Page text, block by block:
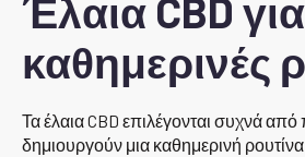
Έλαια CBD για
καθημερινές
Τα έλαια CBD επιλέγονται συχνά
δημιουργούν μια καθημερινή